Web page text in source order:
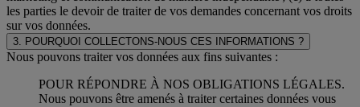
les parties le devoir de traiter de vos demandes concernant vos droits
sur vos données.
3. POURQUOI COLLECTONS-NOUS CES INFORMATIONS ?
Nous pouvons traiter vos données aux fins suivantes :
POUR RÉPONDRE À NOS OBLIGATIONS LÉGALES.
Nous pouvons être amenés à traiter certaines données vous